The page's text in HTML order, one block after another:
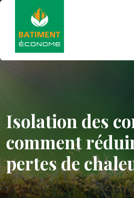
Isolation des
comment
pertes de